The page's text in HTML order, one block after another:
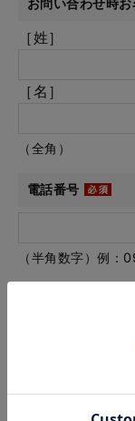
お問い合わせ時お
［姓］
［名］
（全角）
電話番号
（半角数字）例
例：
※「.@ (@の前に
アドレスはご利用